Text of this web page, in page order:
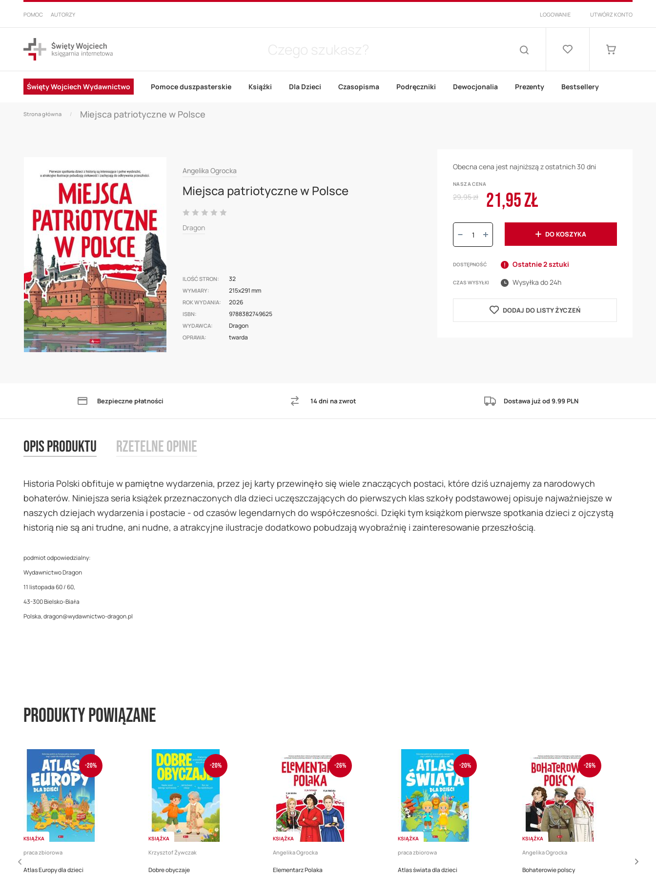
PRZEJDŹ
DO
POMOC AUTORZY LOGOWANIE UTWÓRZ KONTO
Lista
Święty Wojciech Wydawnictwo Pomoce duszpasterskie Książki Dla Dzieci Czasopisma Podręczniki Dewocjonalia Prezenty Bestsellery
Strona główna Miejsca patriotyczne w Polsce
end
the
images
gallery
of
images
Angelika Ogrocka
Miejsca patriotyczne w Polsce
Ocena:
Dragon
ILOŚĆ STRON 32
WYMIARY 215x291 mm
ROK WYDANIA 2026
ISBN 9788382749625
WYDAWCA Dragon
OPRAWA twarda
Obecna cena jest najniższą z ostatnich 30 dni
NASZA CENA
Cena
promocyjna
21,95 ZŁ
Regular
29,95 zł
Ilość:
DO KOSZYKA
DOSTĘPNOŚĆ Ostatnie 2 sztuki
CZAS WYSYŁKI Wysyłka do 24h
DODAJ DO LISTY ŻYCZEŃ
Bezpieczne płatności 14 dni na zwrot Dostawa już od 9.99 PLN
Opis produktu
Historia Polski obfituje w pamiętne wydarzenia, przez jej karty przewinęło się wiele znaczących postaci, które dziś uznajemy za narodowych
bohaterów. Niniejsza seria książek przeznaczonych dla dzieci uczęszczających do pierwszych klas szkoły podstawowej opisuje najważniejsze w
naszych dziejach wydarzenia i postacie - od czasów legendarnych do współczesności. Dzięki tym książkom pierwsze spotkania dzieci z ojczystą
historią nie są ani trudne, ani nudne, a atrakcyjne ilustracje dodatkowo pobudzają wyobraźnię i zainteresowanie przeszłością.
podmiot odpowiedzialny:
Wydawnictwo Dragon
11 listopada 60 / 60,
43-300 Bielsko-Biała
Polska, dragon@wydawnictwo-dragon.pl
Rzetelne opinie
Produkty powiązane
-20%
KSIĄŻKA
praca zbiorowa
Atlas Europy dla dzieci
-20%
KSIĄŻKA
Krzysztof Żywczak
Dobre obyczaje
-26%
KSIĄŻKA
Angelika Ogrocka
Elementarz Polaka
-20%
KSIĄŻKA
praca zbiorowa
Atlas świata dla dzieci
-26%
KSIĄŻKA
Angelika Ogrocka
Bohaterowie polscy